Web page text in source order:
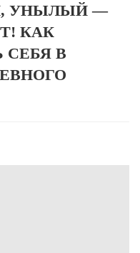
УНЫЛЫЙ —
КАК
СЕБЯ В